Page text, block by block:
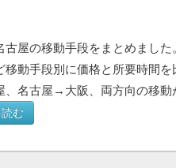
古屋の移動手段をまとめまし
移動手段別に価格と所要時間
名古屋→大阪、両方向の移動
む